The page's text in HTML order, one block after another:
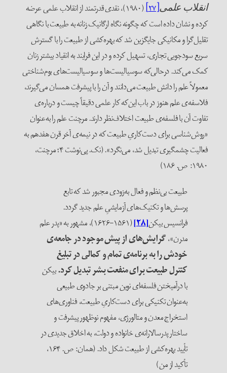
علمی[۲۷]
(۱۹۸۰)، نقدی قدرتمند از انقلاب علمی عرضه
و نشان داده است که چگونه نگاه ارگانیک زنانه به طبیعت با نگاهی
و مکانیکی جایگزین شد که بهره‌کشی از طبیعت را با گسترش
سودجویی تجاری، تسهیل کرده و در این فرایند به انقیاد بیشتر زنان
می‌کند. درحالی‌که سوسیالیست‌ها و سوسیالیست‌های بوم‌شناختی
علم را دانش طبیعت می‌دانند و آن را با پیشرفت همسان می‌گیرند،
علم هنوز در باب این‌که کار علمی دقیقاً چیست و درباره‌ی
آن با فلسفه‌ی طبیعت اختلاف‌نظر دارند. مرچنت علم را به‌عنوان
برای دست‌کاریِ طبیعت که در نیمه‌ی آخر قرن هفدهم به
فعالیت چشمگیری تبدیل شد، می‌نگرد». (نک. پی‌نوشت ۴؛ مرچنت،
طبیعت بی‌نظم و فعال به‌زودی مجبور شد که تابع
پرسش‌ها و تکنیک‌های آزمایشیِ علم جدید گردد.
فرانسیس بیکن[۲۸]
(۱۵۶۱-۱۶۲۶)، مشهور به «پدر علم
مدرن»،گرایش‌های از پیش موجود در جامعه‌ی
خودش را به برنامه‌ی تمام و کمالی در تبلیغ
کنترل طبیعت برای منفعت بشر تبدیل کرد.بیکن
با درآمیختن فلسفه‌ای نوین مبتنی بر جادوی طبیعی
به‌عنوان تکنیکی برای دست‌کاریِ طبیعت، فناوری‌های
استخراج معدن و متالورژی، مفهوم نوظهور پیشرفت و
ساختار پدرسالارانه‌ی خانواده و دولت، به اخلاق جدیدی در
تأیید بهره‌کشی از طبیعت شکل داد. (همان: ص. ۱۶۴،
تأکید از من)